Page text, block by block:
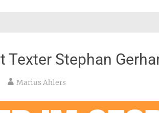
Texter Stephan
Marius Ahlers